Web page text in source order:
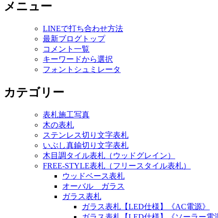
メニュー
LINEで打ち合わせ方法
最新ブログトップ
コメント一覧
キーワードから選択
フォントシュミレータ
カテゴリー
表札施工写真
木の表札
ステンレス切り文字表札
いぶし真鍮切り文字表札
木目調タイル表札（ウッドグレイン）
FREE-STYLE表札（フリースタイル表札）
ウッドベース表札
オーバル ガラス
ガラス表札
ガラス表札【LED仕様】《AC電源》